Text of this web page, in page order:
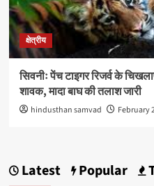
क्षेत्रीय
सिवनीः पेंच टाइगर रिजर्व के
शावक, मादा बाघ की तलाश जारी
hindusthan samvad February
Latest Popular